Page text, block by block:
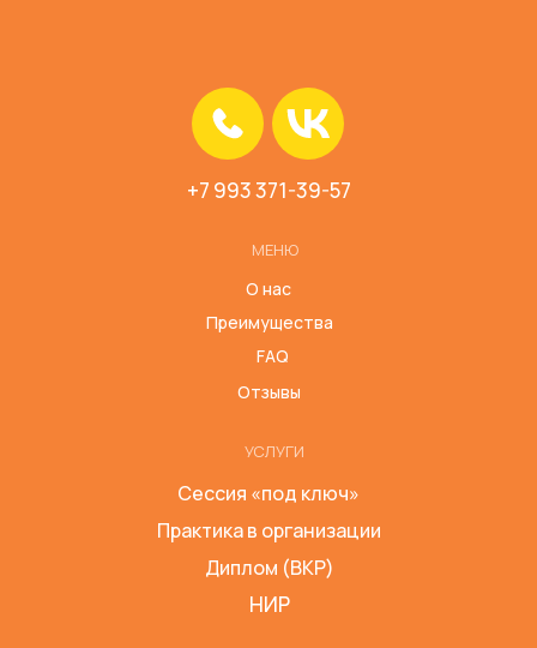
МЕНЮ
УСЛУГИ
Сессия «под ключ»
Практика в организации
Диплом (ВКР)
НИР
О нас
Преимущества
FAQ
Отзывы
+7 993 371-39-57